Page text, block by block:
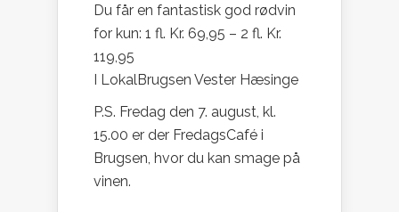
Du får en fantastisk god rødvin
for kun: 1 fl. Kr. 69,95 – 2 fl. Kr.
119,95
I LokalBrugsen Vester Hæsinge
P.S. Fredag den 7. august, kl.
15.00 er der FredagsCafé i
Brugsen, hvor du kan smage på
vinen.